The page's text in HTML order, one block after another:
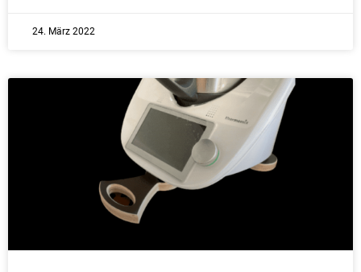
24. März 2022